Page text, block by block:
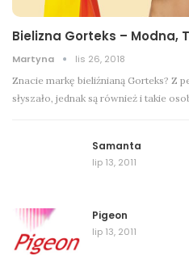
Bielizna Gorteks – Modna,
Martyna lis 26, 2018
Znacie markę bieliźnianą Gorteks? Z
słyszało, jednak są również i takie
Samanta
lip 13, 2011
Pigeon
lip 13, 2011